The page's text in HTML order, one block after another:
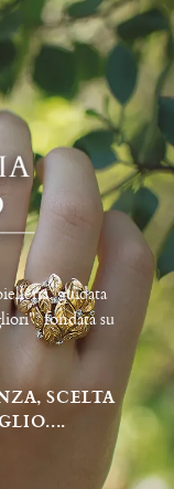
guidata
fondata su
SCELTA